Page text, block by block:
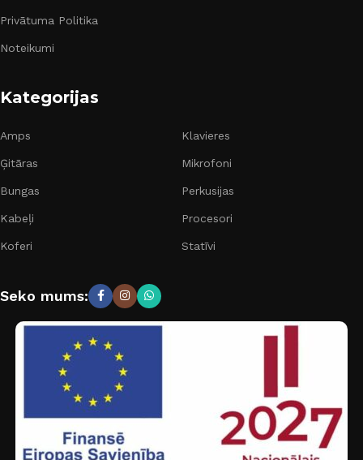
Privātuma Politika
Noteikumi
Kategorijas
Amps
Ģitāras
Bungas
Kabeļi
Koferi
Klavieres
Mikrofoni
Perkusijas
Procesori
Statīvi
Seko mums: